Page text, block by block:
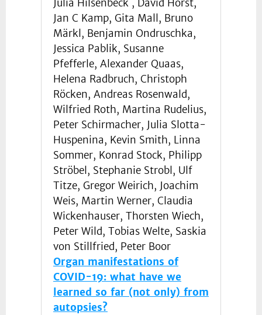
Julia Hilsenbeck , David Horst,
Jan C Kamp, Gita Mall, Bruno
Märkl, Benjamin Ondruschka,
Jessica Pablik, Susanne
Pfefferle, Alexander Quaas,
Helena Radbruch, Christoph
Röcken, Andreas Rosenwald,
Wilfried Roth, Martina Rudelius,
Peter Schirmacher, Julia Slotta-
Huspenina, Kevin Smith, Linna
Sommer, Konrad Stock, Philipp
Ströbel, Stephanie Strobl, Ulf
Titze, Gregor Weirich, Joachim
Weis, Martin Werner, Claudia
Wickenhauser, Thorsten Wiech,
Peter Wild, Tobias Welte, Saskia
von Stillfried, Peter Boor
Organ manifestations of
COVID-19: what have we
learned so far (not only) from
autopsies?